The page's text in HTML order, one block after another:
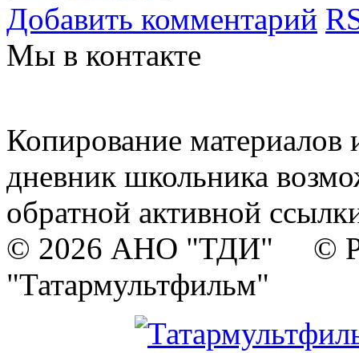
Добавить комментарий
Мы в контакте
Копирование материалов
дневник школьника
обратной активной
© 2026 АНО "ТДИ" ©
"Татармультфильм"